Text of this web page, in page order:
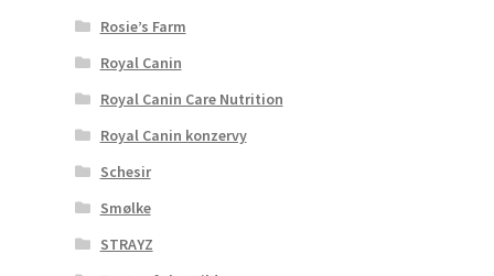
Rosie’s Farm
Royal Canin
Royal Canin Care Nutrition
Royal Canin konzervy
Schesir
Smølke
STRAYZ